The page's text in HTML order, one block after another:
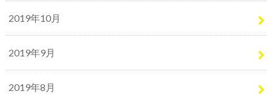
2019年10月
2019年9月
2019年8月